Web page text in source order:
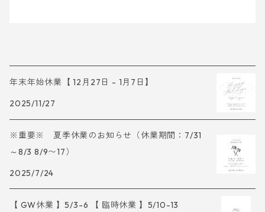
年末年始休業【 12月27日 - 1月7日】
2025/11/27
※重要※ 夏季休業のお知らせ（休業期間：7/31
～8/3 8/9〜17）
2025/7/24
【 GW休業 】5/3-6 【 臨時休業 】5/10-13